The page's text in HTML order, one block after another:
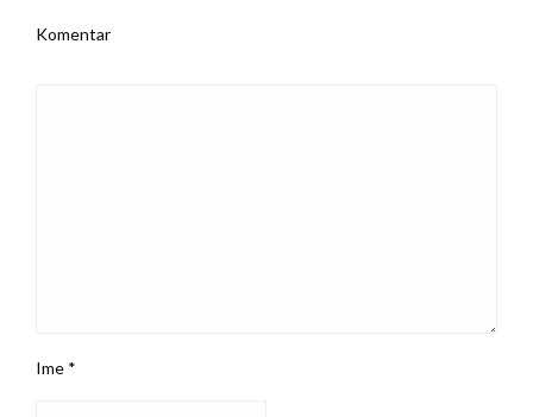
Komentar
Ime *